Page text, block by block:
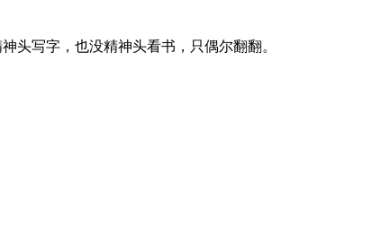
头写字，也没精神头看书，只偶尔翻翻。